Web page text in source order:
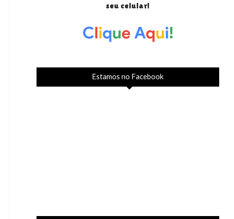
seu celular!
Estamos no Facebook